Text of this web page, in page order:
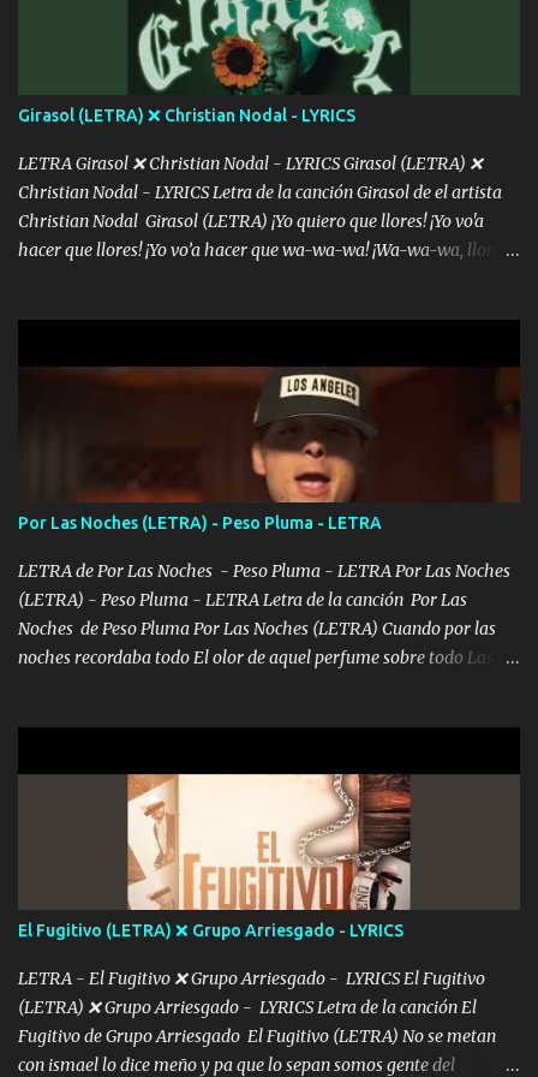
consciente de los followers que mueves? Parcerito, abre los ojos y
ve el poder que tienes Otro chiste malo son los nombres de tus
álbum's "José, vibras colores con la energía del diablo " ¿Si ...
Girasol (LETRA) ❌ Christian Nodal - LYRICS
LETRA Girasol ❌ Christian Nodal - LYRICS Girasol (LETRA) ❌
Christian Nodal - LYRICS Letra de la canción Girasol de el artista
Christian Nodal Girasol (LETRA) ¡Yo quiero que llores! ¡Yo vo'a
hacer que llores! ¡Yo vo’a hacer que wa-wa-wa! ¡Wa-wa-wa, llores!
intentas rimar Pobre payaso que usa a todo el mundo pa' conectar
con la gente Dices "Latino Gang" pero pisas a to'a tu gente Pa’ dar
mensajes, m'ijo, hay quе ser coherentеs Si tú no eres artista, al
menos se prudente Hoy me sabe a mierda, traigo un Balvin en los
dientes Por falta de empatía le toca ser resiliente ¿Acaso eres
consciente de los followers que mueves? Parcerito, abre los ojos y
ve el poder que tienes Otro chiste malo son los nombres de tus
álbum's "José, vibras colores con la energía del diablo " ¿Si ...
Por Las Noches (LETRA) - Peso Pluma - LETRA
LETRA de Por Las Noches - Peso Pluma - LETRA Por Las Noches
(LETRA) - Peso Pluma - LETRA Letra de la canción Por Las
Noches de Peso Pluma Por Las Noches (LETRA) Cuando por las
noches recordaba todo El olor de aquel perfume sobre todo Las
estár Pasarán... Solito me dejaras Intentar... Solo un beso y tú te vas
De mi vida... Cómo tú no hay nadie más No hay nadie
más Si te sientes sola no me llames porfa Me pongo sencible e
imagino tu sombra Clase azul es el tequila e interior la ropa Clip
cap la champagne el polvo es color rosa Me contacto un ángel eres
tú mi hermosa La que me alegra los días y sigo tomando Y
pensar... Que tú ya no vas a estar Pasarán... Solito me dejaras
Intentar... ...
El Fugitivo (LETRA) ❌ Grupo Arriesgado - LYRICS
LETRA - El Fugitivo ❌ Grupo Arriesgado - LYRICS El Fugitivo
(LETRA) ❌ Grupo Arriesgado - LYRICS Letra de la canción El
Fugitivo de Grupo Arriesgado El Fugitivo (LETRA) No se metan
con ismael lo dice meño y pa que lo sepan somos gente del